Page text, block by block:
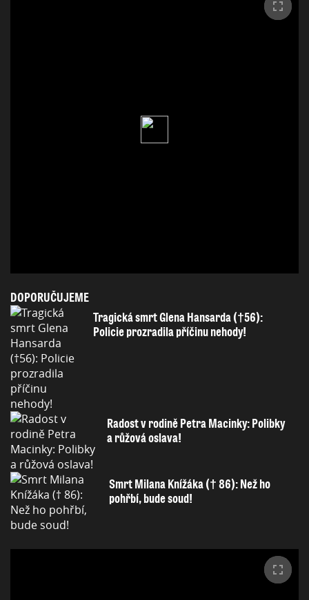
DOPORUČUJEME
Tragická smrt Glena Hansarda (†56):
Policie prozradila příčinu nehody!
Radost v rodině Petra Macinky: Polibky
a růžová oslava!
Smrt Milana Knížáka († 86): Než ho
pohřbí, bude soud!